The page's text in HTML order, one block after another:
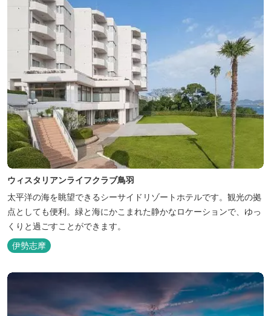
ウィスタリアンライフクラブ鳥羽
太平洋の海を眺望できるシーサイドリゾートホテルです。観光の拠
点としても便利。緑と海にかこまれた静かなロケーションで、ゆっ
くりと過ごすことができます。
伊勢志摩